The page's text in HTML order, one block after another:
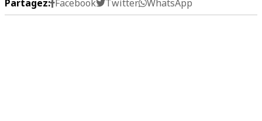
Partagez: Facebook Twitter WhatsApp